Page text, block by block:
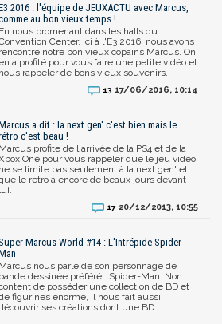
2016 : l'équipe de JEUXACTU avec Marcus,
au bon vieux temps !
En nous promenant dans les halls du
Center, ici à l'E3 2016, nous avons
rencontré notre bon vieux copains Marcus. On
a profité pour vous faire une petite vidéo et
nous rappeler de bons vieux souvenirs.
13 17/06/2016, 10:14
a dit : la next gen' c'est bien mais le
c'est beau !
Marcus profite de l'arrivée de la PS4 et de la
One pour vous rappeler que le jeu vidéo
ne se limite pas seulement à la next gen' et
le retro a encore de beaux jours devant
lui.
17 20/12/2013, 10:55
Marcus World #14 : L'Intrépide Spider-
Marcus nous parle de son personnage de
bande dessinée préféré : Spider-Man. Non
de posséder une collection de BD et
figurines énorme, il nous fait aussi
ses créations dont une BD